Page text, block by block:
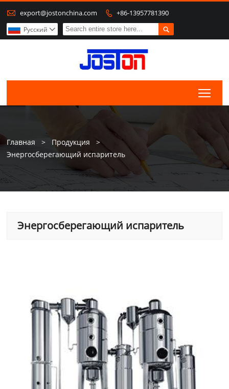
 export@jostonchina.com  +86-13957781390

Pусский 
Главная > Продукция
>
Энергосберегающий испаритель
Энергосберегающий испаритель